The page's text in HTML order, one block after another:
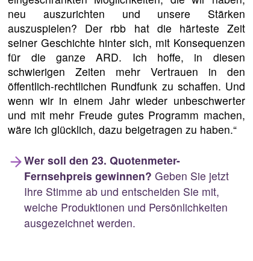
neu auszurichten und unsere Stärken
auszuspielen? Der rbb hat die härteste Zeit
seiner Geschichte hinter sich, mit Konsequenzen
für die ganze ARD. Ich hoffe, in diesen
schwierigen Zeiten mehr Vertrauen in den
öffentlich-rechtlichen Rundfunk zu schaffen. Und
wenn wir in einem Jahr wieder unbeschwerter
und mit mehr Freude gutes Programm machen,
wäre ich glücklich, dazu beigetragen zu haben.“
Wer soll den 23. Quotenmeter-
Fernsehpreis gewinnen? Geben Sie jetzt
Ihre Stimme ab und entscheiden Sie mit,
welche Produktionen und Persönlichkeiten
ausgezeichnet werden.